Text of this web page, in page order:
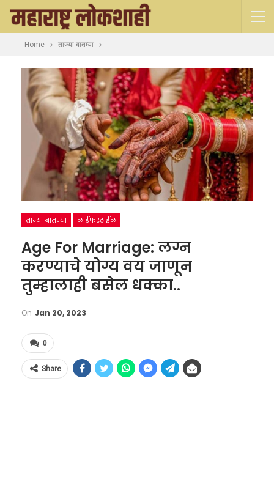
Home ताज्या बातम्या
ताज्या बातम्या लाईफस्टाईल
Age For Marriage: लग्न
करण्याचे योग्य वय जाणून
तुम्हालाही बसेल धक्का..
On Jan 20, 2023
0
Share